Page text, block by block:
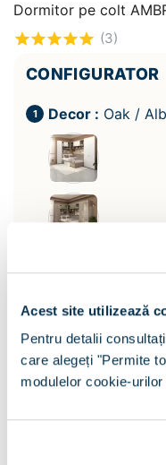
Acest site utilizează
Pentru detalii consultați
care alegeți "Permite
modulelor cookie-
Dormitor pe colt
(3)
CONFIGURATOR
Decor : Oak /
Sertar pat:
Fara